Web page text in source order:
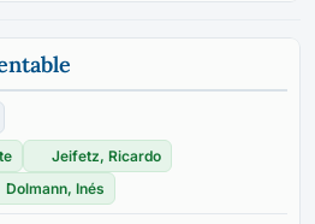
Jeifetz, Ricardo
Dolmann, Inés